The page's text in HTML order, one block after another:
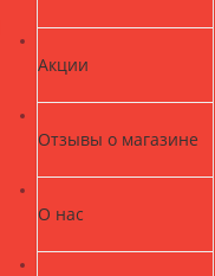
Акции
Отзывы о магазине
О нас